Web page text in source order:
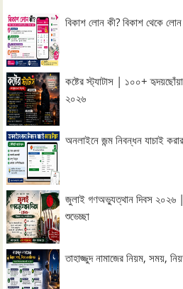
বিকাশ লোন কী? বিকাশ থেকে
কষ্টের স্ট্যাটাস | ১০০+
২০২৬
অনলাইনে জন্ম নিবন্ধন যাচাই
জুলাই গণঅভ্যুত্থান দিবস ২০২৬ |
শুভেচ্ছা
তাহাজ্জুদ নামাজের নিয়ম, সময়,